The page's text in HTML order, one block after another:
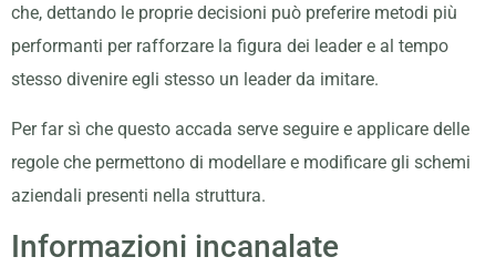
che, dettando le proprie decisioni può preferire metodi più
performanti per rafforzare la figura dei leader e al tempo
stesso divenire egli stesso un leader da imitare.
Per far sì che questo accada serve seguire e applicare delle
regole che permettono di modellare e modificare gli schemi
aziendali presenti nella struttura.
Informazioni incanalate